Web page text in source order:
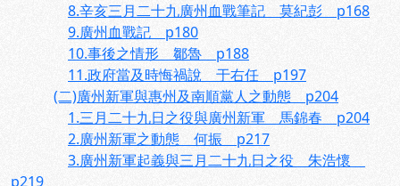
8.辛亥三月二十九廣州血戰筆記 莫紀彭 p168
9.廣州血戰記 p180
10.事後之情形 鄒魯 p188
11.政府當及時悔禍說 于右任 p197
(二)廣州新軍與惠州及南順黨人之動態 p204
1.三月二十九日之役與廣州新軍 馬錦春 p204
2.廣州新軍之動態 何振 p217
3.廣州新軍起義與三月二十九日之役 朱浩懷
p219